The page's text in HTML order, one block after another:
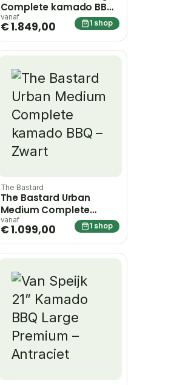
Complete kamado BBQ
– grijs
vanaf
€ 1.849,00 1 shop
The Bastard
The Bastard Urban
Medium Complete
kamado BBQ – Zwart
vanaf
€ 1.099,00 1 shop